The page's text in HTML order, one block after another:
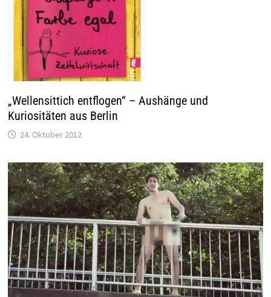
„Wellensittich entflogen“ – Aushänge und
Kuriositäten aus Berlin
24. Oktober 2012